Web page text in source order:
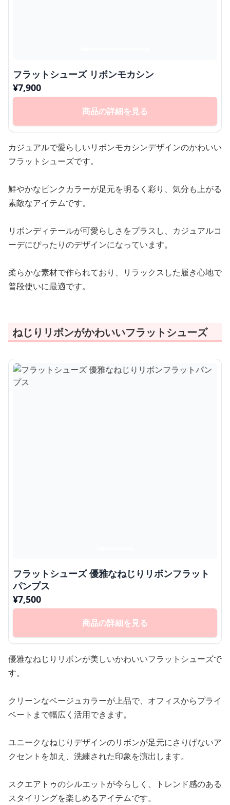
フラットシューズ リボンモカシン
¥7,900
商品の詳細を見る
カジュアルで愛らしいリボンモカシンデザインのかわいい
フラットシューズです。
鮮やかなピンクカラーが足元を明るく彩り、気分も上がる
素敵なアイテムです。
リボンディテールが可愛らしさをプラスし、カジュアルコ
ーデにぴったりのデザインになっています。
柔らかな素材で作られており、リラックスした履き心地で
普段使いに最適です。
ねじりリボンがかわいいフラットシューズ
フラットシューズ 優雅なねじりリボンフラット
パンプス
¥7,500
商品の詳細を見る
優雅なねじりリボンが美しいかわいいフラットシューズで
す。
クリーンなベージュカラーが上品で、オフィスからプライ
ベートまで幅広く活用できます。
ユニークなねじりデザインのリボンが足元にさりげないア
クセントを加え、洗練された印象を演出します。
スクエアトゥのシルエットが今らしく、トレンド感のある
スタイリングを楽しめるアイテムです。